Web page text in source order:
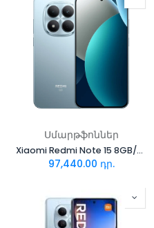
Սմարթֆոններ
Xiaomi Redmi Note 15 8GB/256GB Glacier Blue
97,440.00 դր.